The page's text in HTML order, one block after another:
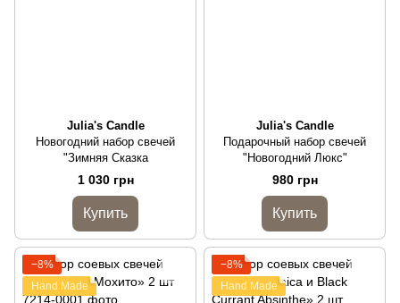
Julia's Candle
Новогодний набор свечей
"Зимняя Сказка
1 030 грн
Купить
Julia's Candle
Подарочный набор свечей
"Новогодний Люкс"
980 грн
Купить
−8%
Hand Made
−8%
Hand Made